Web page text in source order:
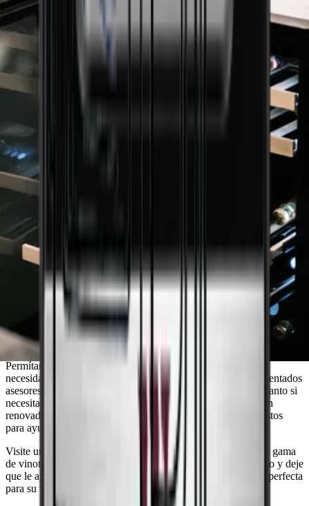
¿Necesita ayuda para encontrar la
vinoteca que se adapte a sus necesidades?
Permítanos ayudarle a encontrar la solución perfecta para sus
necesidades. Concierte una cita con uno de nuestros experimentados
asesores de ventas y obtenga asesoramiento personalizado. Tanto si
necesitas una vinoteca discreta integrada para tu cocina recién
renovada como una independiente para tu sótano, estamos listos
para ayudarte a elegir la vinoteca adecuada.
Visite una de nuestras salas de exposición y descubra nuestra gama
de vinotecas de alta calidad, o reserve una reunión hoy mismo y deje
que le ayudemos a encontrar la solución de almacenamiento perfecta
para su vino.